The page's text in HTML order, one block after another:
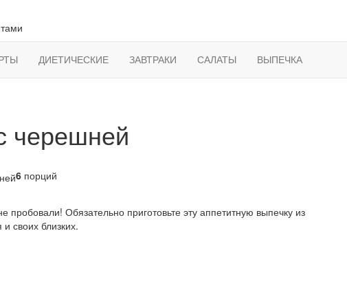
ДИЕТИЧЕСКИЕ ЗАВТРАКИ САЛАТЫ ВЫПЕЧКА
черешней
6 порций
Обязательно приготовьте эту аппетитную выпечку из
своих близких.